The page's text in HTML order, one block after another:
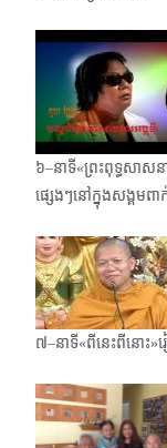
៦–នាទី«ព្រះពុទ្ធសា
ផ្សេងៗនៅក្នុងសង្គមពា
៧–នាទី«ពីនេះពីនោះ